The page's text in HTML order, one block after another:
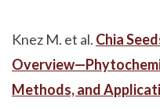
Knez M. et al. Chia
Methods, and